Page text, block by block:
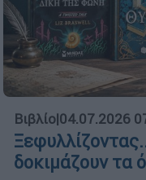
Βιβλίο|04.07.2026
δοκιμάζουν τα